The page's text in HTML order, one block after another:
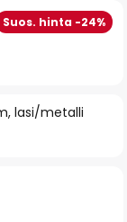
lasi/metalli
Suos. hinta -24%